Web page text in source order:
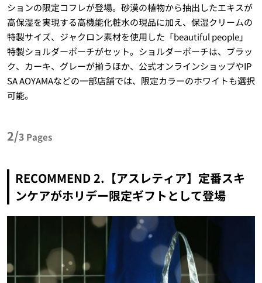
ションの限定コフレが登場。砂漠の植物から抽出したエキスが
高保湿を実現する高機能化粧水の現品に加え、保湿クリームの
特製サイズ、ジャクロン素材を使用した「beautiful people」
特製ショルダーポーチがセット。ショルダーポーチは、ブラッ
ク、カーキ、グレーが揃うほか、公式オンラインショップやIP
SA AOYAMAなどの一部店舗では、限定カラーのホワイトも選択
可能。
2/3 Pages
RECOMMEND 2.【アスレティア】定番スキ
ンケアがホリデー限定ギフトとして登場